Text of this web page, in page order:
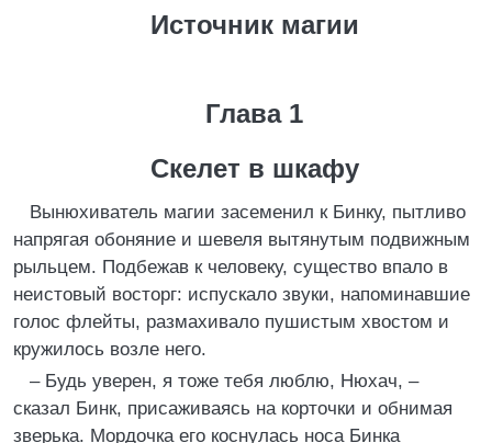
Источник магии
Глава 1
Скелет в шкафу
Вынюхиватель магии засеменил к Бинку, пытливо
напрягая обоняние и шевеля вытянутым подвижным
рыльцем. Подбежав к человеку, существо впало в
неистовый восторг: испускало звуки, напоминавшие
голос флейты, размахивало пушистым хвостом и
кружилось возле него.
– Будь уверен, я тоже тебя люблю, Нюхач, –
сказал Бинк, присаживаясь на корточки и обнимая
зверька. Мордочка его коснулась носа Бинка